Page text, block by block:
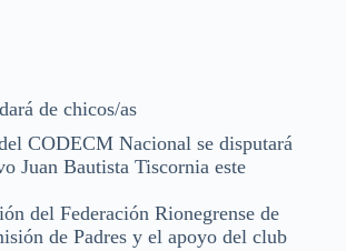
de chicos/as
CODECM Nacional se disputará
Juan Bautista Tiscornia este
del Federación Rionegrense de
de Padres y el apoyo del club